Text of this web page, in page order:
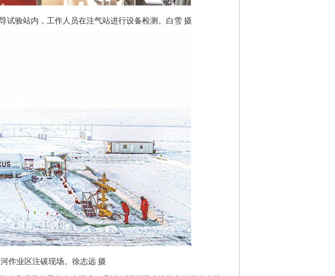
验站内，工作人员在注气站进行设备检测。白雪 摄
业区注碳现场。徐志远 摄